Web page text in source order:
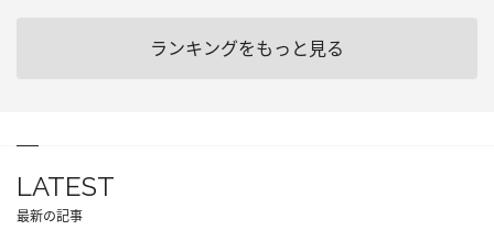
ランキングをもっと見る
LATEST
最新の記事